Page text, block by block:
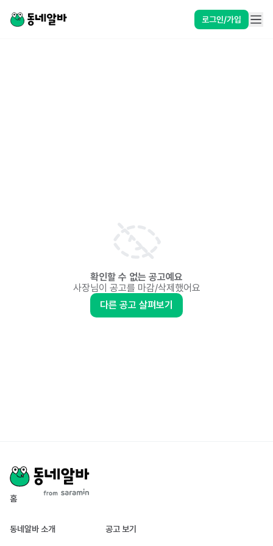
로그인/가입
확인할 수 없는 공고예요
사장님이 공고를 마감/삭제했어요
다른 공고 살펴보기
홈
동네알바 소개 공고 보기